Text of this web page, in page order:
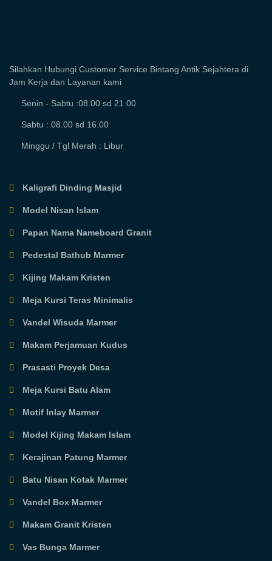
Silahkan Hubungi Customer Service Bintang Antik Sejahtera di
Jam Kerja dan Layanan kami
Senin - Sabtu :08.00 sd 21.00
Sabtu : 08.00 sd 16.00
Minggu / Tgl Merah : Libur
Kaligrafi Dinding Masjid
Model Nisan Islam
Papan Nama Nameboard Granit
Pedestal Bathub Marmer
Kijing Makam Kristen
Meja Kursi Teras Minimalis
Vandel Wisuda Marmer
Makam Perjamuan Kudus
Prasasti Proyek Desa
Meja Kursi Batu Alam
Motif Inlay Marmer
Model Kijing Makam Islam
Kerajinan Patung Marmer
Batu Nisan Kotak Marmer
Vandel Box Marmer
Makam Granit Kristen
Vas Bunga Marmer